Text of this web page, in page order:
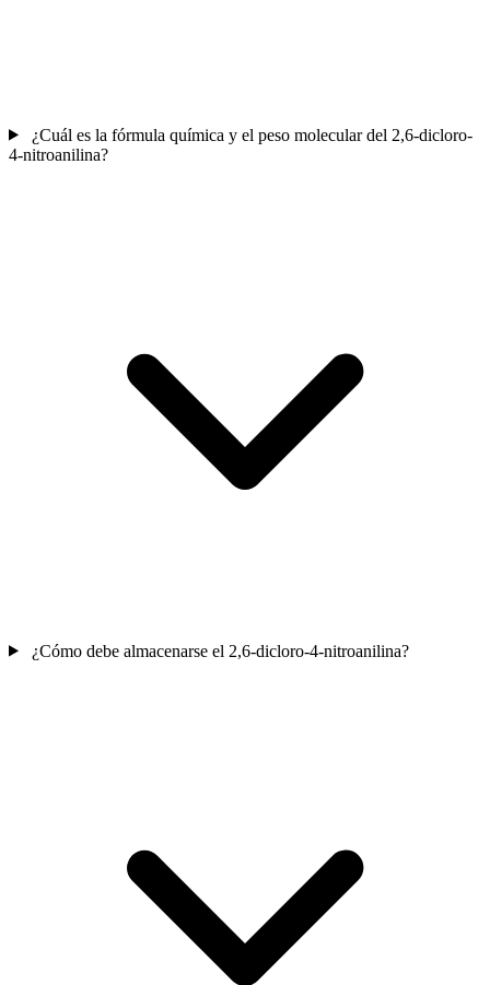
¿Cuál es la fórmula química y el peso molecular del 2,6-dicloro-
4-nitroanilina?
¿Cómo debe almacenarse el 2,6-dicloro-4-nitroanilina?